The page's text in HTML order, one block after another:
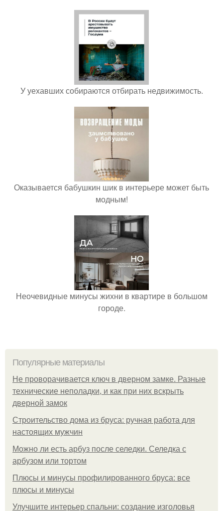
У уехавших собираются отбирать недвижимость.
Оказывается бабушкин шик в интерьере может быть
модным!
Неочевидные минусы жихни в квартире в большом
городе.
Популярные материалы
Не проворачивается ключ в дверном замке. Разные
технические неполадки, и как при них вскрыть
дверной замок
Строительство дома из бруса: ручная работа для
настоящих мужчин
Можно ли есть арбуз после селедки. Селедка с
арбузом или тортом
Плюсы и минусы профилированного бруса: все
плюсы и минусы
Улучшите интерьер спальни: создание изголовья